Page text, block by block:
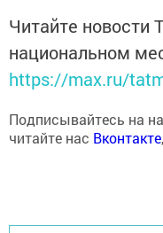
Читайте новости
национальном
https://max.ru/
Подписывайтесь на
читайте нас Вконтакте,